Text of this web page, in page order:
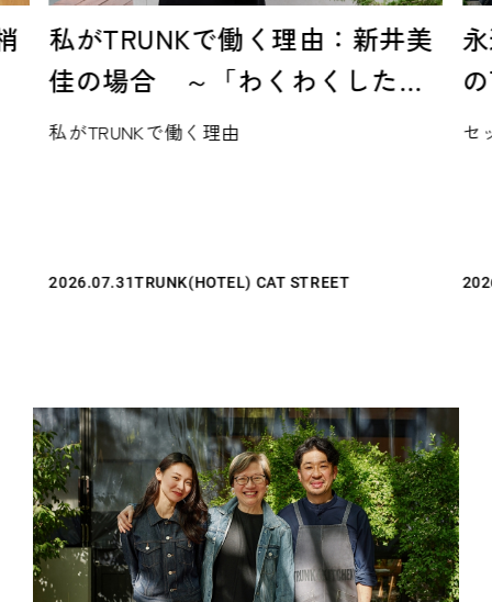
永遠に完成しない場所で、自分
の可能性を信じる——。「最初
の一歩」としてTRUNKを選ぶ、
セッション
2026.07.03CORPORATE
モ